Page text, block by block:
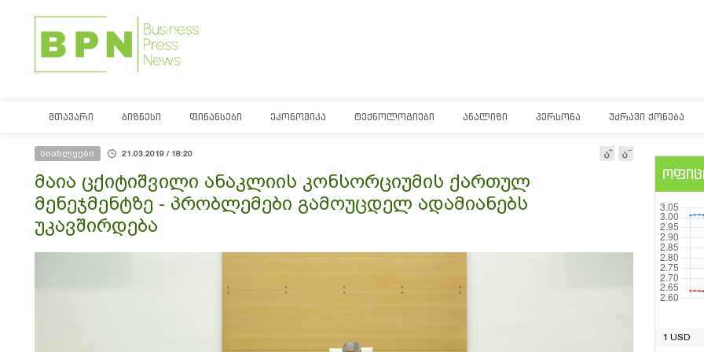
ᲛᲗᲐᲕᲐᲠᲘ ᲑᲘᲖᲜᲔᲡᲘ ᲤᲘᲜᲐᲜᲡᲔᲑᲘ ᲔᲙᲝᲜᲝᲛᲘᲙᲐ ᲢᲔᲥᲜᲝᲚᲝᲒᲘᲔᲑᲘ ᲐᲜᲐᲚᲘᲖᲘ ᲞᲔᲠᲡᲝᲜᲐ ᲣᲫᲠᲐᲕᲘ ᲥᲝᲜᲔᲑᲐ
სიახლეები 21.03.2019 / 18:20
მაია ცქიტიშვილი ანაკლიის კონსორციუმის ქართულ
მენეჯმენტზე - პრობლემები გამოუცდელ ადამიანებს
უკავშირდება
1 USD